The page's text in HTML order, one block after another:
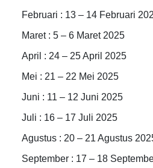
Februari : 13 – 14 Februari
Maret : 5 – 6 Maret 2025
April : 24 – 25 April 2025
Mei : 21 – 22 Mei 2025
Juni : 11 – 12 Juni 2025
Juli : 16 – 17 Juli 2025
Agustus : 20 – 21 Agustus
September : 17 – 18